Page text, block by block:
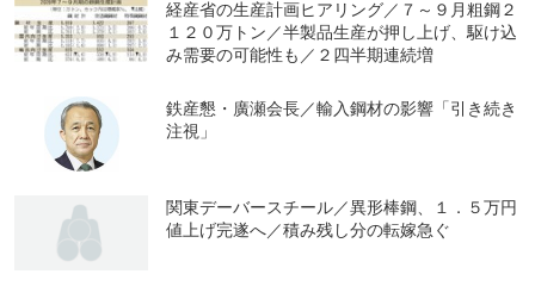
経産省の生産計画ヒアリング／７～９月粗鋼２
１２０万トン／半製品生産が押し上げ、駆け込
み需要の可能性も／２四半期連続増
鉄産懇・廣瀬会長／輸入鋼材の影響「引き続き
注視」
関東デーバースチール／異形棒鋼、１．５万円
値上げ完遂へ／積み残し分の転嫁急ぐ